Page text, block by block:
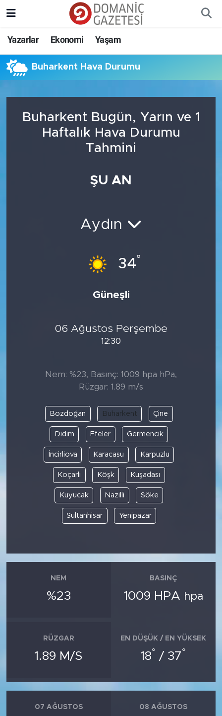
Yazarlar Ekonomi Yaşam
Buharkent Hava Durumu
Buharkent Bugün, Yarın ve 1
Haftalık Hava Durumu
Tahmini
ŞU AN
Aydın
34°
Güneşli
06 Ağustos Perşembe
12:30
Nem: %23, Basınç: 1009 hpa hPa,
Rüzgar: 1.89 m/s
Bozdoğan Buharkent Çine
Didim Efeler Germencik
İncirliova Karacasu Karpuzlu
Koçarlı Köşk Kuşadası
Kuyucak Nazilli Söke
Sultanhisar Yenipazar
NEM
%23
BASINÇ
1009 HPA hpa
RÜZGAR
1.89 M/S
EN DÜŞÜK / EN YÜKSEK
18° / 37°
07 AĞUSTOS 08 AĞUSTOS